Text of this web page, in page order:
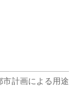
市計画による用途